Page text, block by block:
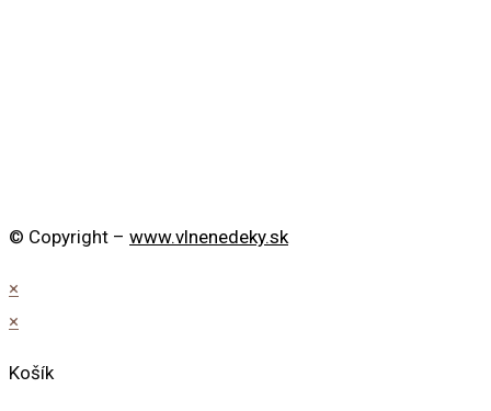
© Copyright – www.vlnenedeky.sk
×
×
Košík